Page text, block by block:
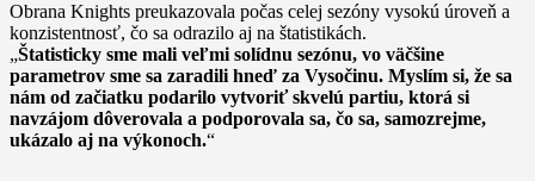
Obrana Knights preukazovala počas celej sezóny vysokú úroveň a
konzistentnosť, čo sa odrazilo aj na štatistikách.
„Štatisticky sme mali veľmi solídnu sezónu, vo väčšine
parametrov sme sa zaradili hneď za Vysočinu. Myslím si, že sa
nám od začiatku podarilo vytvoriť skvelú partiu, ktorá si
navzájom dôverovala a podporovala sa, čo sa, samozrejme,
ukázalo aj na výkonoch.“